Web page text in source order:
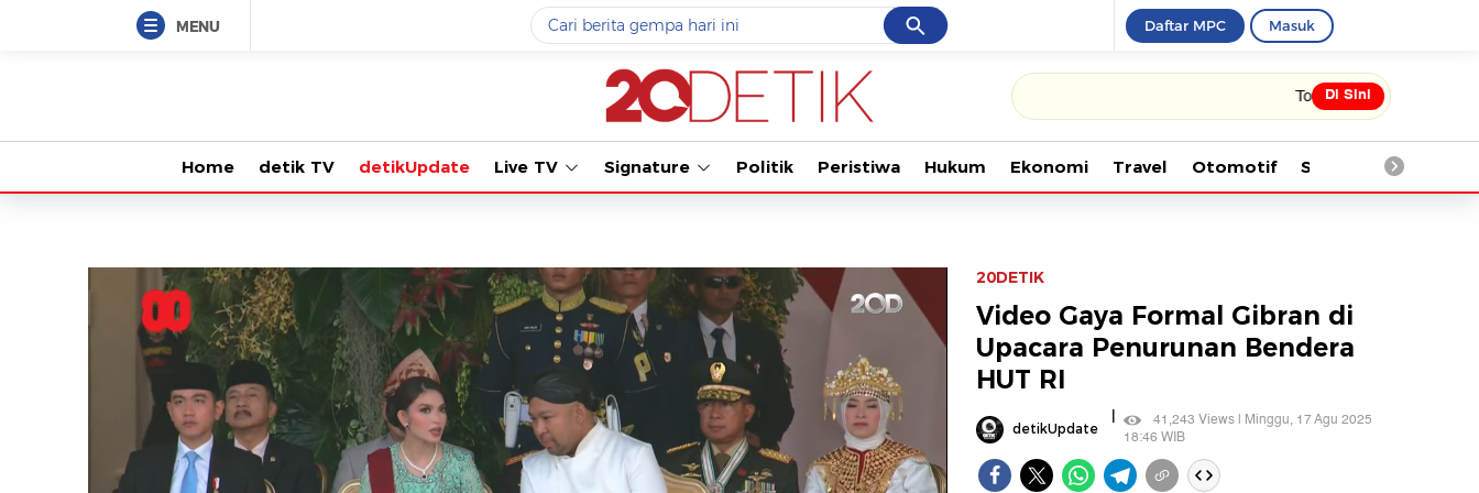
MENU Cancel
Yang sedang ramai dicari
gempa hari ini
#3prabowo
#5demo
Promoted
Terakhir yang dicari
Loading...
Daftar MPC Masuk
Tonton kabar terbaru PIALA DUNIA
Di Sini
Home detik TV detikUpdate Live TV Signature Politik Peristiwa Hukum Ekonomi Travel Otomotif Saintek
20DETIK
Video Gaya Formal Gibran di
Upacara Penurunan Bendera
HUT RI
detikUpdate |
41,243 Views | Minggu, 17 Agu 2025
18:46 WIB